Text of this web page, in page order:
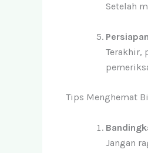
Setelah
Terakhir,
Tips Menghemat
Jangan